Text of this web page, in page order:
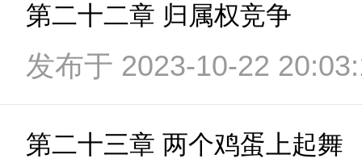
第二十二章 归属权竞争
发布于 2023-10-22
第二十三章 两个鸡蛋上起舞